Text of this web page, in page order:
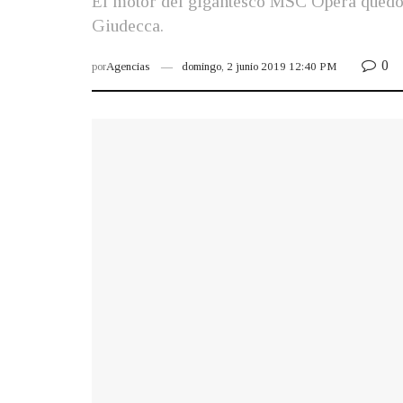
Giudecca.
porAgencias domingo, 2 junio 2019 12:40 PM 0